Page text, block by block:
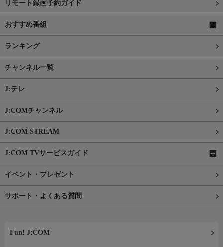
リモート録画予約ガイド
おすすめ番組
ランキング
チャンネル一覧
J:テレ
J:COMチャンネル
J:COM STREAM
J:COM TVサービスガイド
イベント・プレゼント
サポート・よくある質問
Fun! J:COM